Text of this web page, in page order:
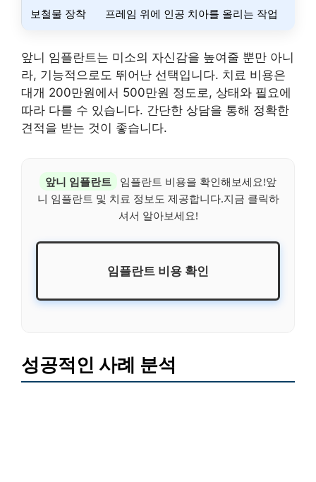
보철물 장착 프레임 위에 인공 치아를 올리는 작업
앞니 임플란트는 미소의 자신감을 높여줄 뿐만 아니
라, 기능적으로도 뛰어난 선택입니다. 치료 비용은
대개 200만원에서 500만원 정도로, 상태와 필요에
따라 다를 수 있습니다. 간단한 상담을 통해 정확한
견적을 받는 것이 좋습니다.
앞니 임플란트
임플란트 비용을 확인해보세요!앞
니 임플란트 및 치료 정보도 제공합니다.지금 클릭하
셔서 알아보세요!
임플란트 비용 확인
성공적인 사례 분석